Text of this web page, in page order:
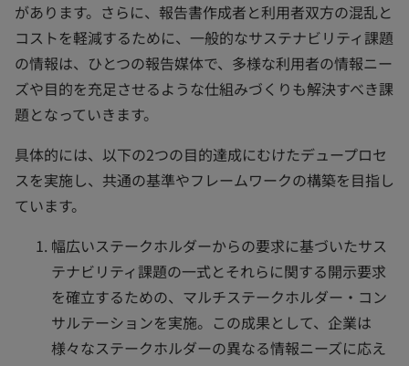
があります。さらに、報告書作成者と利用者双方の混乱と
コストを軽減するために、一般的なサステナビリティ課題
の情報は、ひとつの報告媒体で、多様な利用者の情報ニー
ズや目的を充足させるような仕組みづくりも解決すべき課
題となっていきます。
具体的には、以下の2つの目的達成にむけたデュープロセ
スを実施し、共通の基準やフレームワークの構築を目指し
ています。
幅広いステークホルダーからの要求に基づいたサス
テナビリティ課題の一式とそれらに関する開示要求
を確立するための、マルチステークホルダー・コン
サルテーションを実施。この成果として、企業は
様々なステークホルダーの異なる情報ニーズに応え